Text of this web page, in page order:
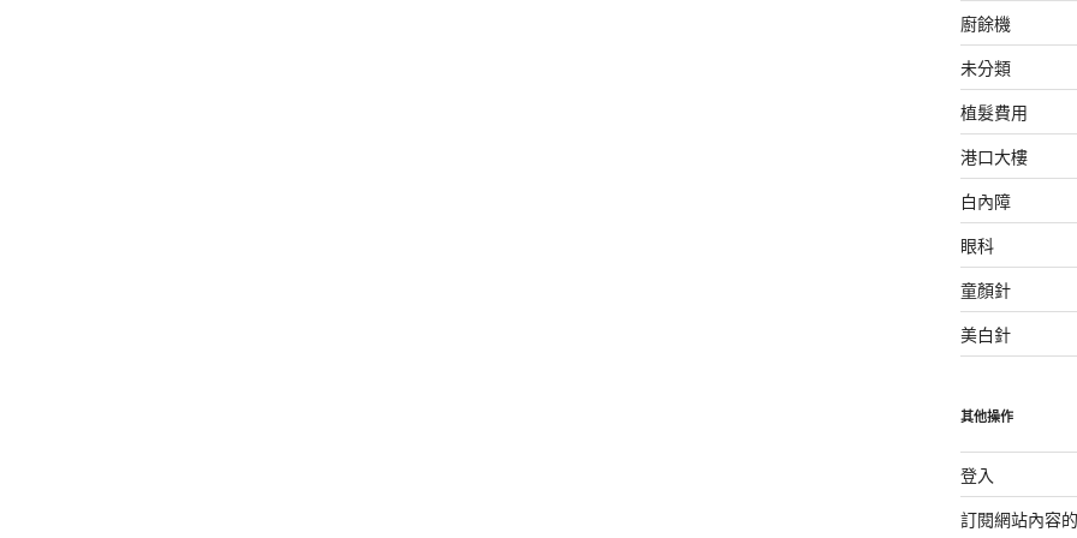
廚餘機
未分類
植髮費用
港口大樓
白內障
眼科
童顏針
美白針
其他操作
登入
訂閱網站內容